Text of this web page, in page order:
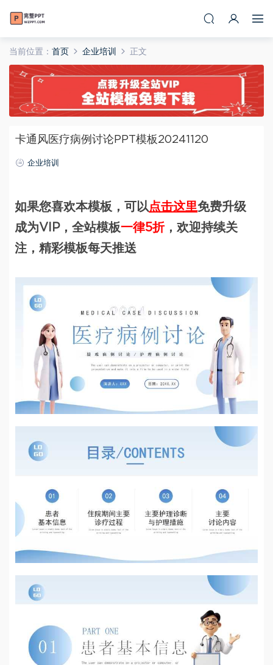
当前位置： 首页 企业培训 正文
卡通风医疗病例讨论PPT模板20241120
企业培训
如果您喜欢本模板，可以点击这里免费升级
成为VIP，全站模板一律5折，欢迎持续关
注，精彩模板每天推送